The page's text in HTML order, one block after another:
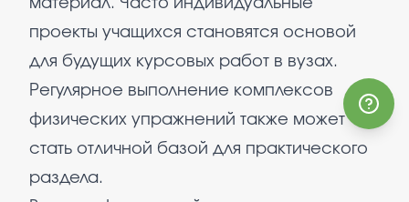
материал. Часто индивидуальные
проекты учащихся становятся основой
для будущих курсовых работ в вузах.
Регулярное выполнение комплексов
физических упражнений также может
стать отличной базой для практического
раздела.